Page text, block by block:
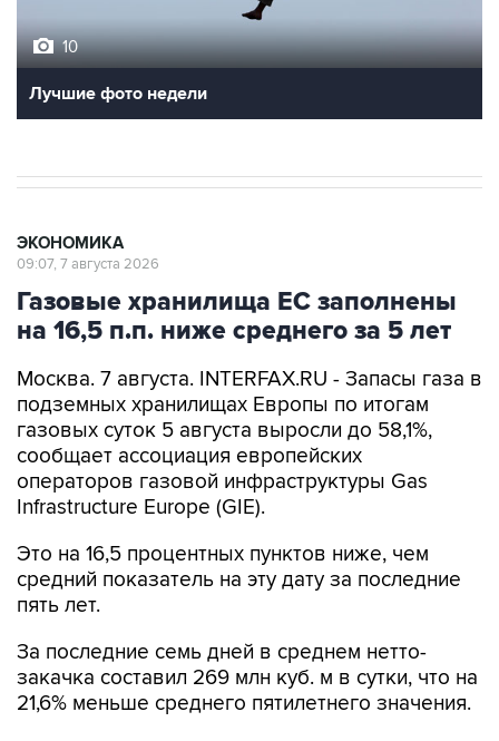
Лучшие фото недели
Газовые хранилища ЕС заполнены
на 16,5 п.п. ниже среднего за 5 лет
Москва. 7 августа. INTERFAX.RU - Запасы газа в
газовых суток 5 августа выросли до 58,1%,
сообщает ассоциация европейских
операторов газовой инфраструктуры Gas
Infrastructure Europe (GIE).
Это на 16,5 процентных пунктов ниже, чем
пять лет.
За последние семь дней в среднем нетто-
21,6% меньше среднего пятилетнего значения.
Уровень запасов природного газа в Европе